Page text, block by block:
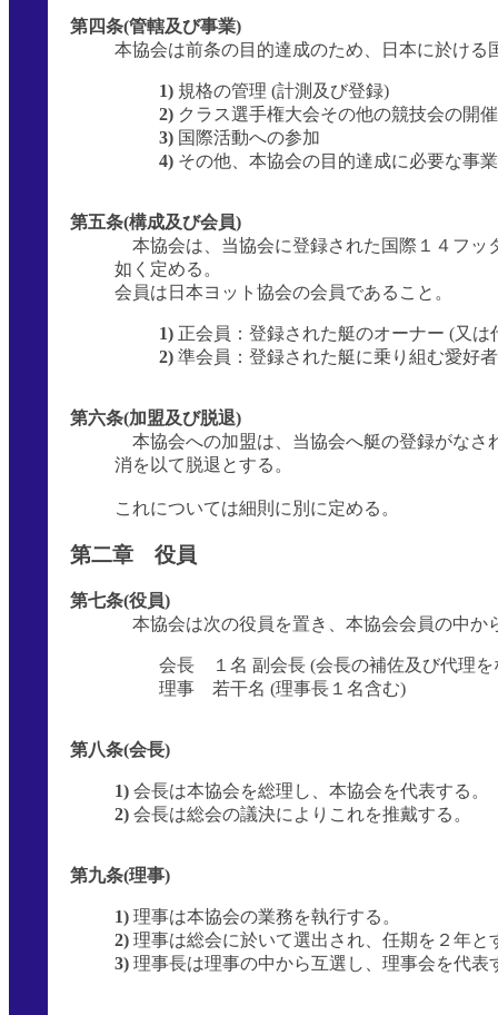
第四条(管轄及び事業)
本協会は前条の目的達成のため、日本に於ける
1) 規格の管理 (計測及び登録)
2) クラス選手権大会その他の競技会の開催
3) 国際活動への参加
4) その他、本協会の目的達成に必要な事業
第五条(構成及び会員)
本協会は、当協会に登録された国際１４フッ
如く定める。
会員は日本ヨット協会の会員であること。
1) 正会員：登録された艇のオーナー (又は
2) 準会員：登録された艇に乗り組む愛好者
第六条(加盟及び脱退)
本協会への加盟は、当協会へ艇の登録がなさ
消を以て脱退とする。
これについては細則に別に定める。
第二章 役員
第七条(役員)
本協会は次の役員を置き、本協会会員の中か
会長 １名 副会長 (会長の補佐及び代理を
理事 若干名 (理事長１名含む)
第八条(会長)
1) 会長は本協会を総理し、本協会を代表する。
2) 会長は総会の議決によりこれを推戴する。
第九条(理事)
1) 理事は本協会の業務を執行する。
2) 理事は総会に於いて選出され、任期を２年と
3) 理事長は理事の中から互選し、理事会を代表